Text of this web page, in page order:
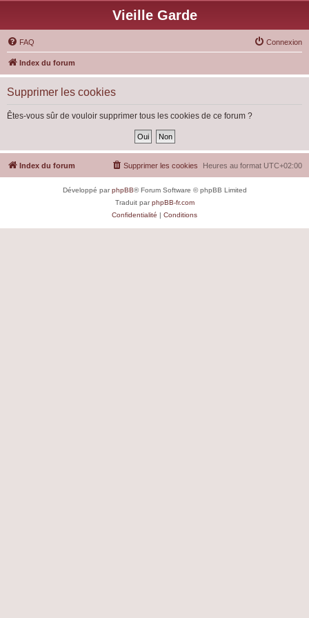
Vieille Garde
FAQ Connexion
Index du forum
Supprimer les cookies
Êtes-vous sûr de vouloir supprimer tous les cookies de ce forum ?
Index du forum Heures au format UTC+02:00
Supprimer les cookies
Développé parphpBB® Forum Software © phpBB Limited
Traduit parphpBB-fr.com
Confidentialité | Conditions